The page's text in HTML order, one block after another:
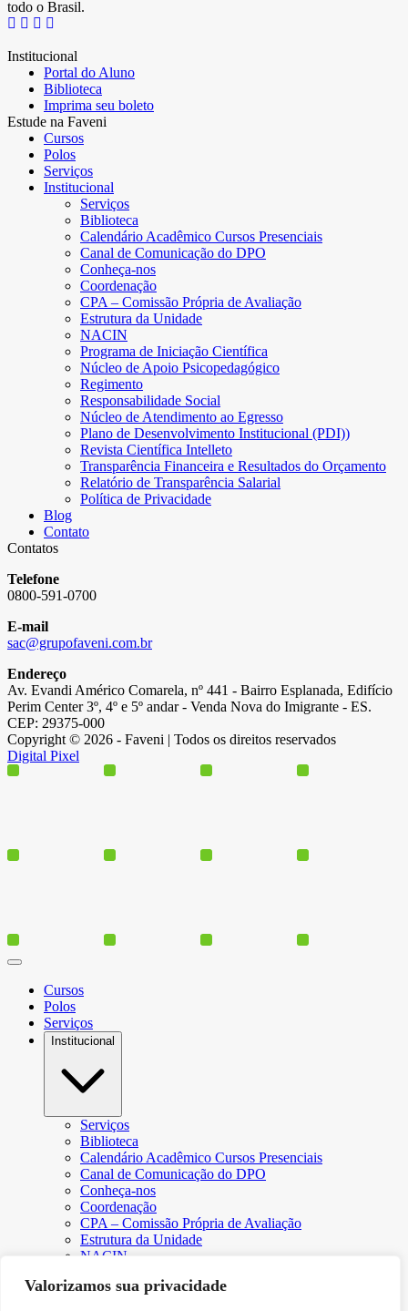
Valorizamos sua privacidade
todo o Brasil.
Institucional
Portal do Aluno
Biblioteca
Imprima seu boleto
Estude na Faveni
Cursos
Polos
Serviços
Institucional
Serviços
Biblioteca
Calendário Acadêmico Cursos Presenciais
Canal de Comunicação do DPO
Conheça-nos
Coordenação
CPA – Comissão Própria de Avaliação
Estrutura da Unidade
NACIN
Programa de Iniciação Científica
Núcleo de Apoio Psicopedagógico
Regimento
Responsabilidade Social
Núcleo de Atendimento ao Egresso
Plano de Desenvolvimento Institucional (PDI))
Revista Científica Intelleto
Transparência Financeira e Resultados do Orçamento
Relatório de Transparência Salarial
Política de Privacidade
Blog
Contato
Contatos
Telefone
0800-591-0700
E-mail
sac@grupofaveni.com.br
Endereço
Av. Evandi Américo Comarela, nº 441 - Bairro Esplanada, Edifício
Perim Center 3º, 4º e 5º andar - Venda Nova do Imigrante - ES.
CEP: 29375-000
Copyright © 2026 - Faveni | Todos os direitos reservados
Digital Pixel
Cursos
Polos
Serviços
Institucional
Serviços
Biblioteca
Calendário Acadêmico Cursos Presenciais
Canal de Comunicação do DPO
Conheça-nos
Coordenação
CPA – Comissão Própria de Avaliação
Estrutura da Unidade
NACIN
Núcleo de Apoio Psicopedagógico